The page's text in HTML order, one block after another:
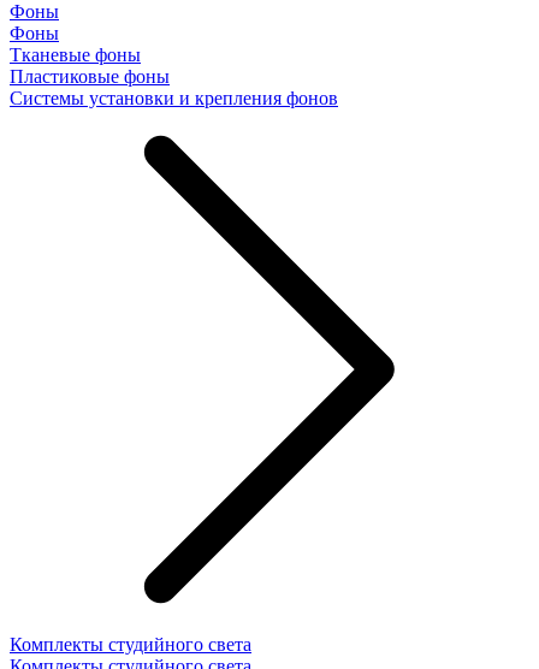
Фоны
Фоны
Тканевые фоны
Пластиковые фоны
Системы установки и крепления фонов
Комплекты студийного света